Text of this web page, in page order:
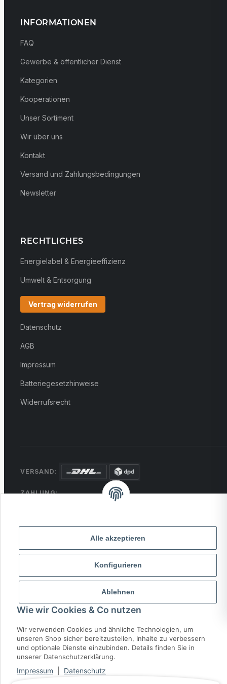
Alle akzeptieren
Konfigurieren
Ablehnen
Wie wir Cookies & Co nutzen
Wir verwenden Cookies und ähnliche Technologien, um
unseren Shop sicher bereitzustellen, Inhalte zu verbessern
und optionale Dienste einzubinden. Details finden Sie in
unserer Datenschutzerklärung.
Impressum Datenschutz
INFORMATIONEN
FAQ
Gewerbe & öffentlicher Dienst
Kategorien
Kooperationen
Unser Sortiment
Wir über uns
Kontakt
Versand und Zahlungsbedingungen
Newsletter
RECHTLICHES
Energielabel & Energieeffizienz
Umwelt & Entsorgung
Vertrag widerrufen
Datenschutz
AGB
Impressum
Batteriegesetzhinweise
Widerrufsrecht
VERSAND:
ZAHLUNG:
MasterCard
* Alle Preise inkl. gesetzlicher USt., zzgl.Versand
Powered byMD IT Solutions